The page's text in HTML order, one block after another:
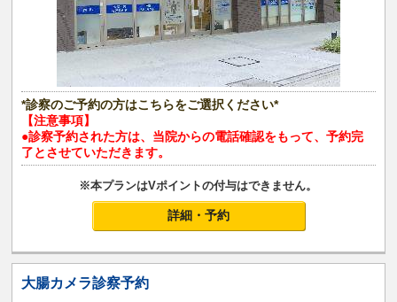
*診察のご予約の方はこちらをご選択ください*
【注意事項】
●診察予約された方は、当院からの電話確認をもって、予約完
了とさせていただきます。
※本プランはVポイントの付与はできません。
詳細・予約
大腸カメラ診察予約